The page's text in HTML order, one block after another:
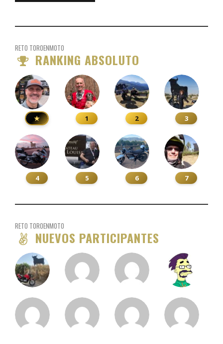
RETO TOROENMOTO
RANKING ABSOLUTO
★ 1 2 3
4 5 6 7
RETO TOROENMOTO
NUEVOS PARTICIPANTES